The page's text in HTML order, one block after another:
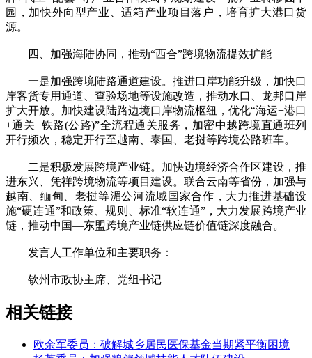
园，加快外向型产业、适箱产业项目落户，培育扩大港口货
源。
四、加强海陆协同，推动“西合”跨境物流提效扩能
一是加强跨境陆路通道建设。推进口岸功能升级，加快口
岸客货专用通道、查验场地等设施改造，推动水口、龙邦口岸
扩大开放。加快建设陆路边境口岸物流枢纽，优化“海运+港口
+通关+铁路(公路)”全流程通关服务，加密中越跨境直通班列
开行频次，稳定开行至越南、泰国、老挝等跨境公路班车。
二是积极发展跨境产业链。加快边境经济合作区建设，推
进东兴、凭祥跨境物流等项目建设。联合云南等省份，加强与
越南、缅甸、老挝等湄公河流域国家合作，大力推进基础设
施“硬连通”和政策、规则、标准“软连通”，大力发展跨境产业
链，推动中国—东盟跨境产业链供应链价值链深度融合。
发言人工作单位和主要职务：
钦州市政协主席、党组书记
相关链接
欧余军委员：破解城乡居民医保基金当期紧平衡困境